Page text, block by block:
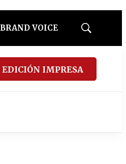
BRAND VOICE
Mostrar
EDICIÓN IMPRESA